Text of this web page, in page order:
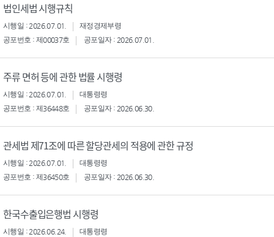
법인세법 시행규칙
시행일 : 2026.07.01.
재정경제부령
공포번호 : 제00037호
공포일자 : 2026.07.01.
주류 면허 등에 관한 법률 시행령
시행일 : 2026.07.01.
대통령령
공포번호 : 제36448호
공포일자 : 2026.06.30.
관세법 제71조에 따른 할당관세의 적용에 관한 규정
시행일 : 2026.07.01.
대통령령
공포번호 : 제36450호
공포일자 : 2026.06.30.
한국수출입은행법 시행령
시행일 : 2026.06.24.
대통령령